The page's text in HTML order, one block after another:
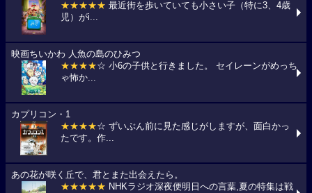
★★★★★ 最近街を歩いていても小さい子（特に3、4歳
児）がi...
映画ちいかわ 人魚の島のひみつ
★★★★☆ 小6の子供と行きました。 セイレーンがめっち
ゃ怖か...
カプリコン・1
★★★★☆ ずいぶん前に見た感じがしますが、面白かっ
たです。作...
あの花が咲く丘で、君とまた出会えたら。
★★★★★ NHKラジオ深夜便明日への言葉,夏の特集は戦